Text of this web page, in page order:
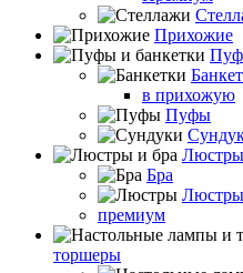
Прихожие
в прихожую
Пуфы
Бра
Люстры
премиум
торшеры